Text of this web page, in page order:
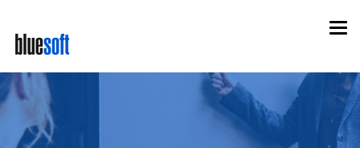
main
content